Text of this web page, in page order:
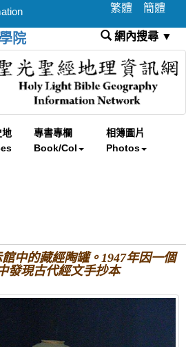
繁體 簡體
院 網內搜尋 ▼
地
專書專欄
Book/Col
相簿圖片
Photos
中的藏經陶罐。1947年因一個
發現古代經文手抄本